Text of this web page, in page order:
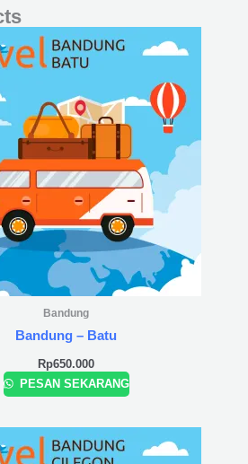
Bandung
Bandung – Batu
Rp650.000
PESAN SEKARANG